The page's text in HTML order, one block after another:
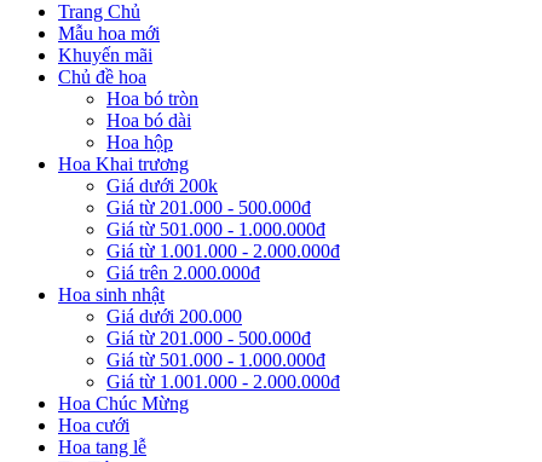
Trang Chủ
Mẫu hoa mới
Khuyến mãi
Chủ đề hoa
Hoa bó tròn
Hoa bó dài
Hoa hộp
Hoa Khai trương
Giá dưới 200k
Giá từ 201.000 - 500.000đ
Giá từ 501.000 - 1.000.000đ
Giá từ 1.001.000 - 2.000.000đ
Giá trên 2.000.000đ
Hoa sinh nhật
Giá dưới 200.000
Giá từ 201.000 - 500.000đ
Giá từ 501.000 - 1.000.000đ
Giá từ 1.001.000 - 2.000.000đ
Hoa Chúc Mừng
Hoa cưới
Hoa tang lễ